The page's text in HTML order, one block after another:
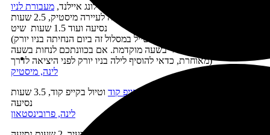
, נסיעה לקצה לונג איילנד, מעבורת לניו
(בקו אורינט פוינט-ניו לונדון) ונסיעה לעיירה מיסטיק, 2.5 שעות
נסיעה ועוד 1.5 שעות שיט
(זהו יום ארוך יחסית. אפשרי לטייל במסלול זה ביום הנחיתה בניו יורק
רק אם נוחתים בעיר בשעה מוקדמת. אם בכוונתכם לנחות בשעה
מאוחרת, כדאי להוסיף לילה בניו יורק לפני היציאה לדרך)
לינה, מיסטיק
חצי האי קייפ קוד
וטיול בקייפ קוד, 3.5 שעות
נסיעה
לינה, פרובינסטאון